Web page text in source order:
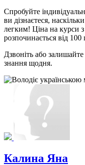
Спробуйте
ви дізнаєтеся,
легким! Ціна на курси
розпочинається від 100
Дзвоніть або
знання щодня.
Калина Яна